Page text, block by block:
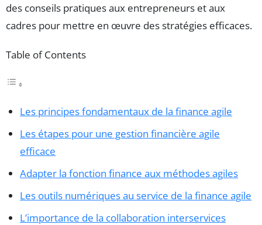
des conseils pratiques aux entrepreneurs et aux
cadres pour mettre en œuvre des stratégies efficaces.
Table of Contents
Les principes fondamentaux de la finance agile
Les étapes pour une gestion financière agile
efficace
Adapter la fonction finance aux méthodes agiles
Les outils numériques au service de la finance agile
L’importance de la collaboration interservices